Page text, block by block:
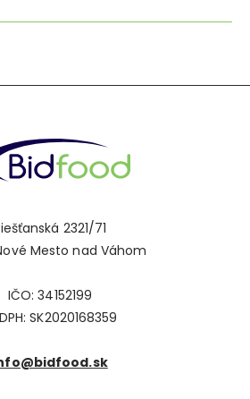
2321/71
Mesto nad Váhom
IČO: 34152199
SK2020168359